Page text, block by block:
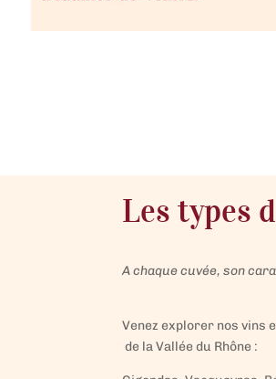
Les types
A chaque cuvée, son
Venez explorer nos vins
de la Vallée du Rhône :